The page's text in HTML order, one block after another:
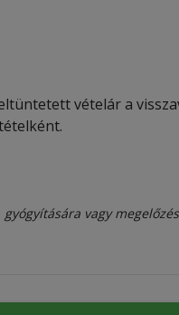
vételár a
vagy